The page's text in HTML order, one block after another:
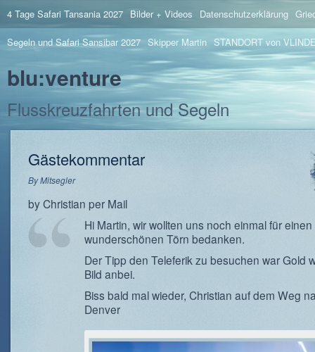
4 Tage Safari Tansania 2027 Bilder + Videos Datenschutzerklärung
Segeln und Safari Sansibar 2027 Skipper Martin STANDORT von
blu:venture
Flusskreuzfahrten und Segeln
Gästekommentar
ByMitsegler
by Christian per Mail
Hi Martin, wir wollten uns noch einmal für einen
wunderschönen Törn bedanken.
Der Tipp den Teleferik zu besuchen war Gold
Bild anbei.
Biss bald mal wieder, Christian auf dem Weg
Denver